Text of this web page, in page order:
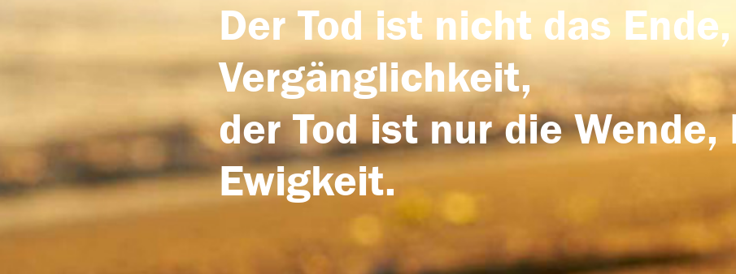
Der Tod ist nicht das
Vergänglichkeit,
der Tod ist nur die
Ewigkeit.